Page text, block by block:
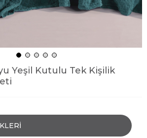
Yeşil Kutulu Tek Kişilik